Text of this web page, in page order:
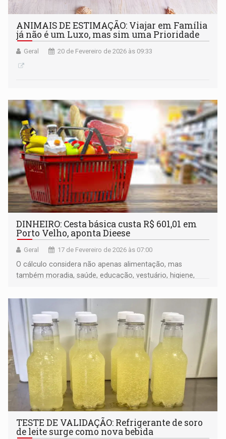
ANIMAIS DE ESTIMAÇÃO: Viajar em Família
já não é um Luxo, mas sim uma Prioridade
Geral 20 de Fevereiro de 2026 às 09:33
DINHEIRO: Cesta básica custa R$ 601,01 em
Porto Velho, aponta Dieese
Geral 17 de Fevereiro de 2026 às 07:00
O cálculo considera não apenas alimentação, mas
também moradia, saúde, educação, vestuário, higiene,
TESTE DE VALIDAÇÃO: Refrigerante de soro
de leite surge como nova bebida